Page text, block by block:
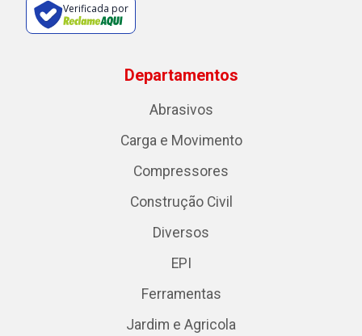
Verificada por
Departamentos
Abrasivos
Carga e Movimento
Compressores
Construção Civil
Diversos
EPI
Ferramentas
Jardim e Agricola